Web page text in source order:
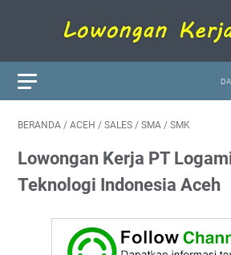
BERANDA / ACEH / SALES / SMA / SMK
Lowongan Kerja PT
Teknologi Indonesia Aceh